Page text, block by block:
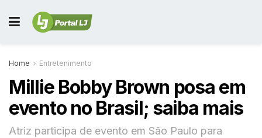
Home Entretenimento
Millie Bobby Brown posa em
evento no Brasil; saiba mais
Atriz participa de evento em São Paulo para